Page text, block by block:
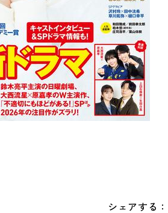
シェアする：